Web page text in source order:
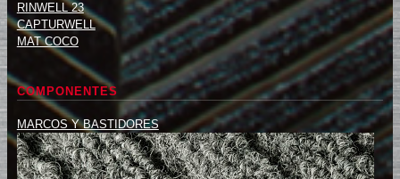
RINWELL 23
CAPTURWELL
MAT COCO
COMPONENTES
MARCOS Y BASTIDORES